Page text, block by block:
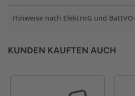
Hinweise nach ElektroG und
KUNDEN KAUFTEN AUCH